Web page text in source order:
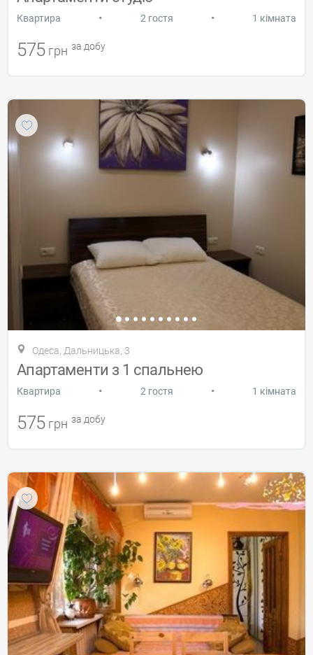
Квартира • 2 гостя • 1 кімната
575 грн за добу
Одеса, Дальницька, 3
Апартаменти з 1 спальнею
Квартира • 2 гостя • 1 кімната
575 грн за добу